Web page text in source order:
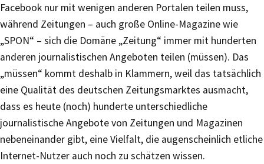
Facebook nur mit wenigen anderen Portalen teilen muss,
während Zeitungen – auch große Online-Magazine wie
„SPON“ – sich die Domäne „Zeitung“ immer mit hunderten
anderen journalistischen Angeboten teilen (müssen). Das
„müssen“ kommt deshalb in Klammern, weil das tatsächlich
eine Qualität des deutschen Zeitungsmarktes ausmacht,
dass es heute (noch) hunderte unterschiedliche
journalistische Angebote von Zeitungen und Magazinen
nebeneinander gibt, eine Vielfalt, die augenscheinlich etliche
Internet-Nutzer auch noch zu schätzen wissen.